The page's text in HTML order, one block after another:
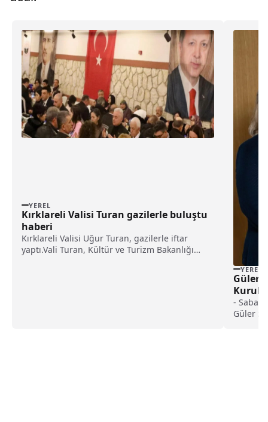
YEREL
Kırklareli Valisi Turan gazilerle buluştu
haberi
Kırklareli Valisi Uğur Turan, gazilerle iftar
yaptı.Vali Turan, Kültür ve Turizm Bakanlığı
YEREL
Güler
Kurulu
haberi
-
Güler